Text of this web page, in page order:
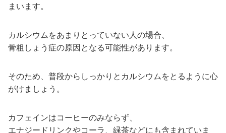
まいます。
カルシウムをあまりとっていない人の場合、
骨粗しょう症の原因となる可能性があります。
そのため、普段からしっかりとカルシウムをとるように心
がけましょう。
カフェインはコーヒーのみならず、
エナジードリンクやコーラ、緑茶などにも含まれていま